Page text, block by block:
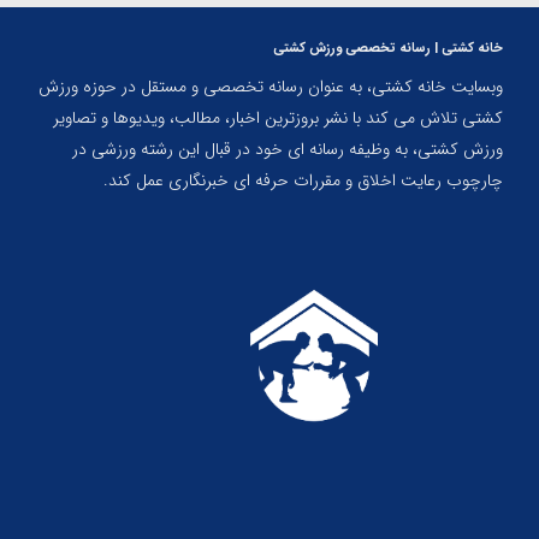
خانه کشتی | رسانه تخصصی ورزش کشتی
وبسایت خانه کشتی، به عنوان رسانه تخصصی و مستقل در حوزه ورزش
کشتی تلاش می کند با نشر بروزترین اخبار، مطالب، ویدیوها و تصاویر
ورزش کشتی، به وظیفه رسانه ای خود در قبال این رشته ورزشی در
چارچوب رعایت اخلاق و مقررات حرفه ای خبرنگاری عمل کند.